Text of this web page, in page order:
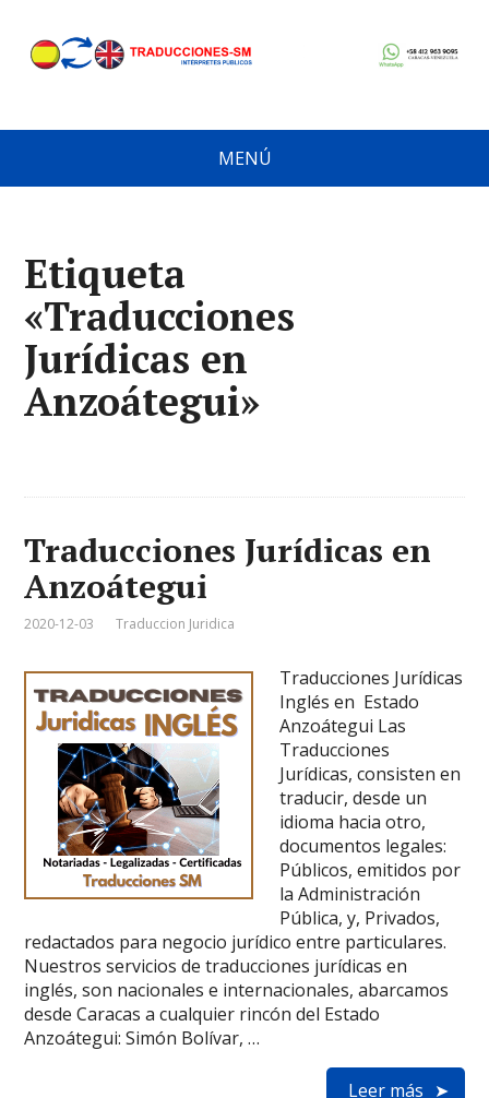
MENÚ
Etiqueta
«Traducciones
Jurídicas en
Anzoátegui»
Traducciones Jurídicas en
Anzoátegui
2020-12-03 Traduccion Juridica
Traducciones Jurídicas
Inglés en Estado
Anzoátegui Las
Traducciones
Jurídicas, consisten en
traducir, desde un
idioma hacia otro,
documentos legales:
Públicos, emitidos por
la Administración
Pública, y, Privados,
redactados para negocio jurídico entre particulares.
Nuestros servicios de traducciones jurídicas en
inglés, son nacionales e internacionales, abarcamos
desde Caracas a cualquier rincón del Estado
Anzoátegui: Simón Bolívar, …
Leer más